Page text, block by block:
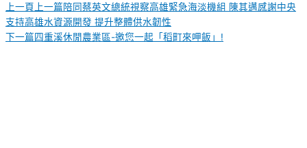
上一頁 上一篇陪同蔡英文總統視察高雄緊急海淡機組 陳其邁感謝中央
支持高雄水資源開發 提升整體供水韌性
下一篇四重溪休閒農業區-邀您一起「稻町來呷飯」!